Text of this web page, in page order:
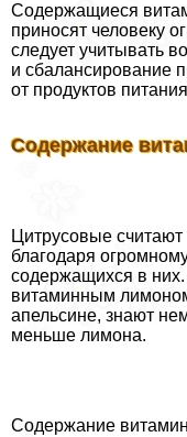
Содержащиеся
приносят человеку
следует учитывать
и сбалансирование
от продуктов
Содержание
Цитрусовые
благодаря
содержащихся в
витаминным
апельсине, знают
меньше лимона.
Содержание